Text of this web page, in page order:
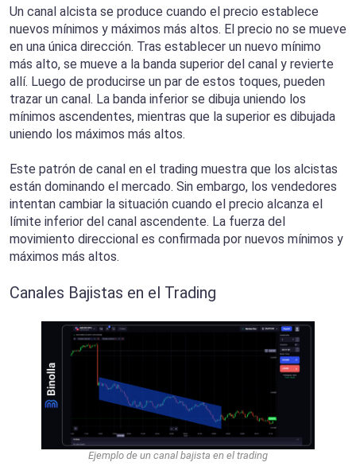
Un canal alcista se produce cuando el precio establece
nuevos mínimos y máximos más altos. El precio no se mueve
en una única dirección. Tras establecer un nuevo mínimo
más alto, se mueve a la banda superior del canal y revierte
allí. Luego de producirse un par de estos toques, pueden
trazar un canal. La banda inferior se dibuja uniendo los
mínimos ascendentes, mientras que la superior es dibujada
uniendo los máximos más altos.
Este patrón de canal en el trading muestra que los alcistas
están dominando el mercado. Sin embargo, los vendedores
intentan cambiar la situación cuando el precio alcanza el
límite inferior del canal ascendente. La fuerza del
movimiento direccional es confirmada por nuevos mínimos y
máximos más altos.
Canales Bajistas en el Trading
Ejemplo de un canal bajista en el trading